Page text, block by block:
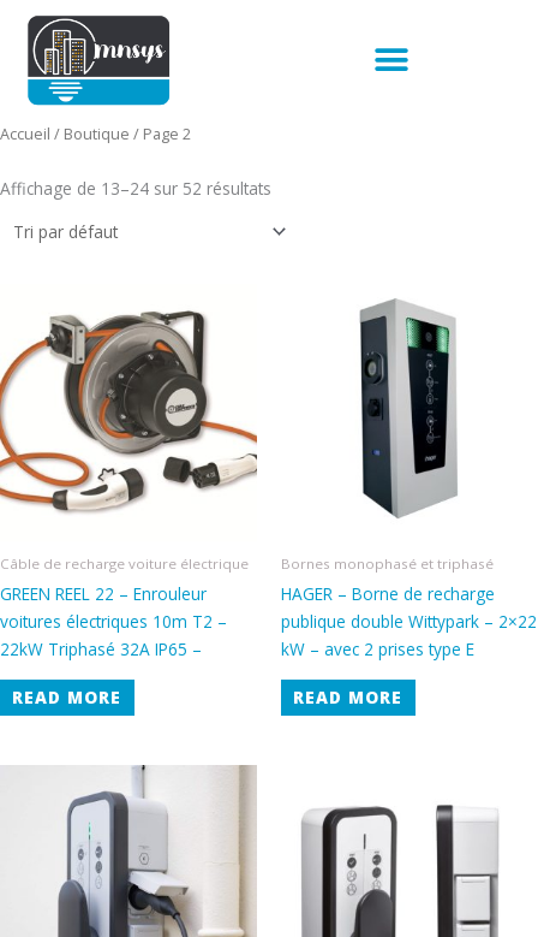
Aller
contenu
Accueil / Boutique / Page 2
Affichage de 13–24 sur 52 résultats
Câble de recharge voiture électrique
GREEN REEL 22 – Enrouleur
voitures électriques 10m T2 –
22kW Triphasé 32A IP65 –
READ MORE
Bornes monophasé et triphasé
HAGER – Borne de recharge
publique double Wittypark – 2×22
kW – avec 2 prises type E
READ MORE